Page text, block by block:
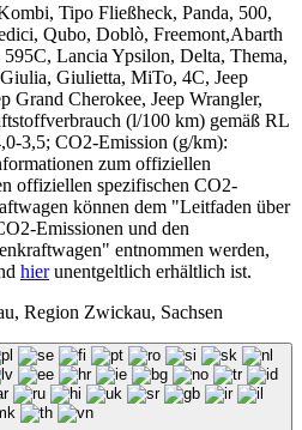
Tipo Fließheck, Panda, 500,
Qubo, Doblò, Freemont,Abarth
Lancia Ypsilon, Delta, Thema,
Giulietta, MiTo, 4C, Jeep
Grand Cherokee, Jeep Wrangler,
(l/100 km) gemäß RL
3,5; CO2-Emission (g/km):
zum offiziellen
offiziellen spezifischen CO2-
können dem "Leitfaden über
Emissionen und den
entnommen werden,
hierunentgeltlich erhältlich ist.
Region Zwickau, Sachsen